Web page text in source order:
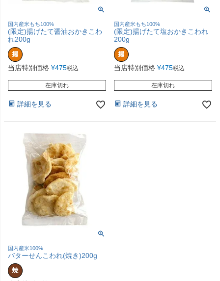
国内産米もち100%
(限定)揚げたて醤油おかきこわ
れ200g
当店特別価格 ¥475税込
在庫切れ
詳細を見る
国内産米もち100%
(限定)揚げたて塩おかきこわれ
200g
当店特別価格 ¥475税込
在庫切れ
詳細を見る
国内産米100%
バターせんこわれ(焼き)200g